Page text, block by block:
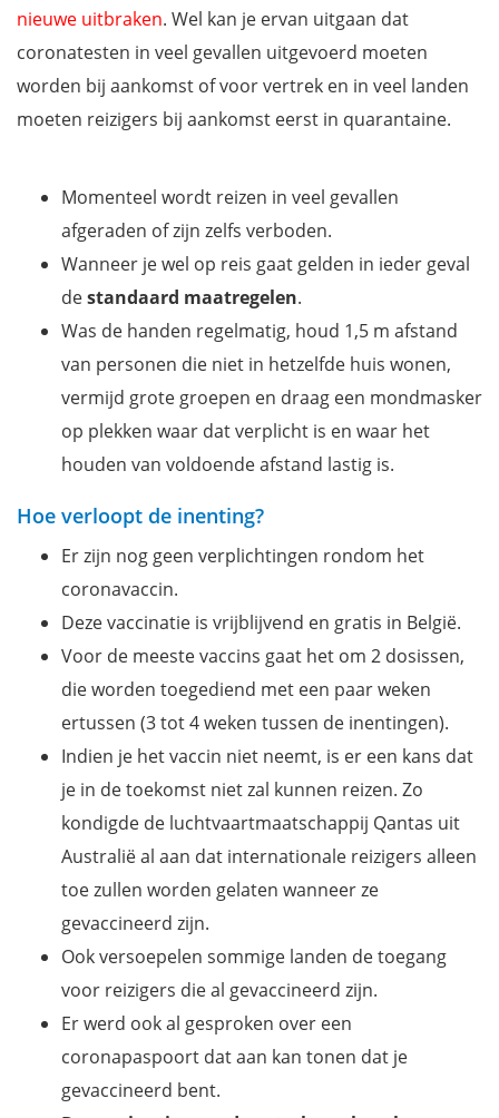
nieuwe uitbraken. Wel kan je ervan uitgaan dat
coronatesten in veel gevallen uitgevoerd moeten
worden bij aankomst of voor vertrek en in veel landen
moeten reizigers bij aankomst eerst in quarantaine.
Momenteel wordt reizen in veel gevallen
afgeraden of zijn zelfs verboden.
Wanneer je wel op reis gaat gelden in ieder geval
destandaard maatregelen.
Was de handen regelmatig, houd 1,5 m afstand
van personen die niet in hetzelfde huis wonen,
vermijd grote groepen en draag een mondmasker
op plekken waar dat verplicht is en waar het
houden van voldoende afstand lastig is.
Hoe verloopt de inenting?
Er zijn nog geen verplichtingen rondom het
coronavaccin.
Deze vaccinatie is vrijblijvend en gratis in België.
Voor de meeste vaccins gaat het om 2 dosissen,
die worden toegediend met een paar weken
ertussen (3 tot 4 weken tussen de inentingen).
Indien je het vaccin niet neemt, is er een kans dat
je in de toekomst niet zal kunnen reizen. Zo
kondigde de luchtvaartmaatschappij Qantas uit
Australië al aan dat internationale reizigers alleen
toe zullen worden gelaten wanneer ze
gevaccineerd zijn.
Ook versoepelen sommige landen de toegang
voor reizigers die al gevaccineerd zijn.
Er werd ook al gesproken over een
coronapaspoort dat aan kan tonen dat je
gevaccineerd bent.